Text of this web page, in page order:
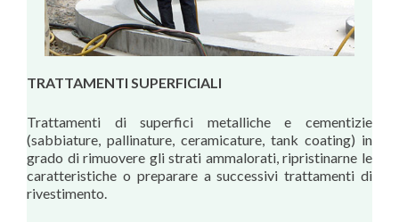
TRATTAMENTI SUPERFICIALI
Trattamenti di superfici metalliche e cementizie
(sabbiature, pallinature, ceramicature, tank coating) in
grado di rimuovere gli strati ammalorati, ripristinarne le
caratteristiche o preparare a successivi trattamenti di
rivestimento.